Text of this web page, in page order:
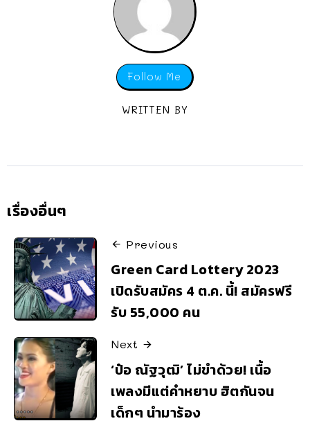
Follow Me
WRITTEN BY
เรื่องอื่นๆ
Previous
Green Card Lottery 2023
เปิดรับสมัคร 4 ต.ค. นี้! สมัครฟรี
รับ 55,000 คน
Next
‘ป๋อ ณัฐวุฒิ’ ไม่ขำด้วย! เนื้อ
เพลงมีแต่คำหยาบ ฮิตกันจน
เด็กๆ นำมาร้อง